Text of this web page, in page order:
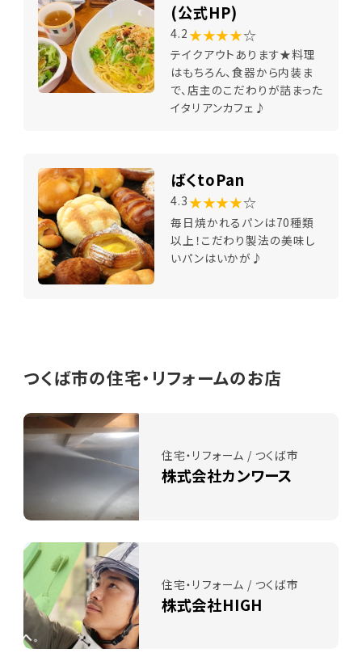
(公式HP)
4.2 ★★★★☆
テイクアウトあります★料理
はもちろん、食器から内装ま
で、店主のこだわりが詰まった
イタリアンカフェ♪
ばくtoPan
4.3 ★★★★☆
毎日焼かれるパンは70種類
以上！こだわり製法の美味し
いパンはいかが♪
つくば市の住宅・リフォームのお店
住宅・リフォーム / つくば市
株式会社カンワース
住宅・リフォーム / つくば市
株式会社HIGH